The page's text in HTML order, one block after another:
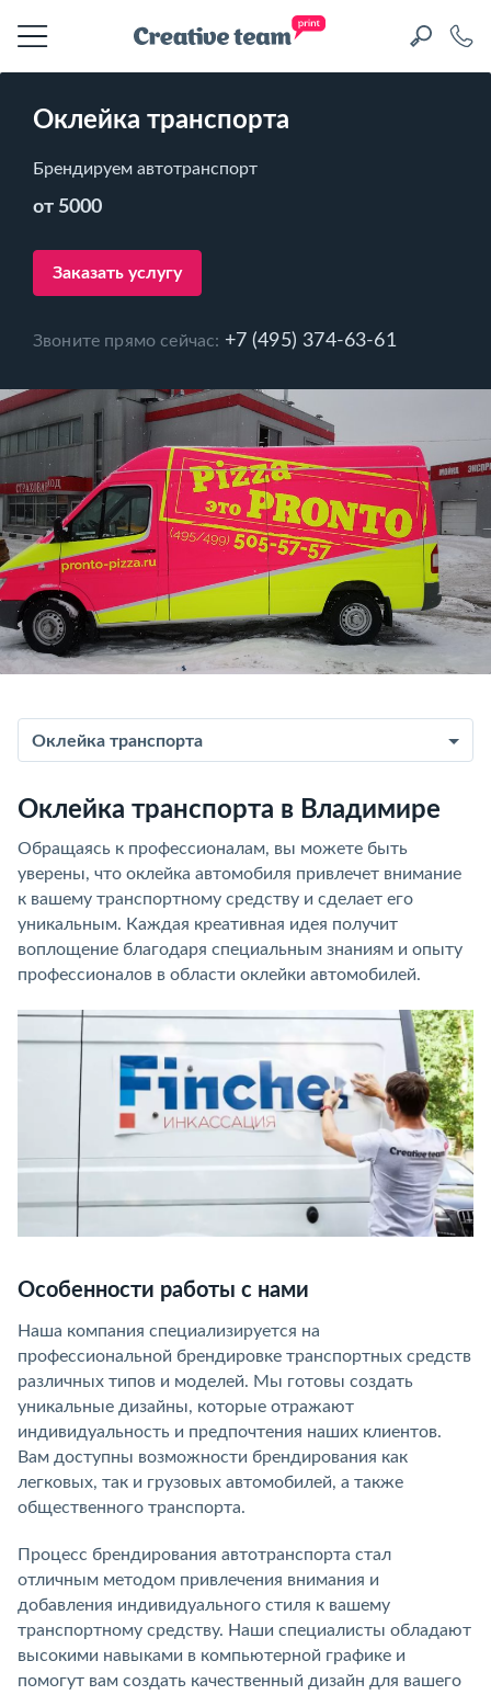
Оклейка транспорта
Брендируем автотранспорт
от 5000
Заказать услугу
Звоните прямо сейчас: +7 (495) 374-63-61
Оклейка транспорта
Оклейка транспорта в Владимире
Обращаясь к профессионалам, вы можете быть
уверены, что оклейка автомобиля привлечет внимание
к вашему транспортному средству и сделает его
уникальным. Каждая креативная идея получит
воплощение благодаря специальным знаниям и опыту
профессионалов в области оклейки автомобилей.
Особенности работы с нами
Наша компания специализируется на
профессиональной брендировке транспортных средств
различных типов и моделей. Мы готовы создать
уникальные дизайны, которые отражают
индивидуальность и предпочтения наших клиентов.
Вам доступны возможности брендирования как
легковых, так и грузовых автомобилей, а также
общественного транспорта.
Процесс брендирования автотранспорта стал
отличным методом привлечения внимания и
добавления индивидуального стиля к вашему
транспортному средству. Наши специалисты обладают
высокими навыками в компьютерной графике и
помогут вам создать качественный дизайн для вашего